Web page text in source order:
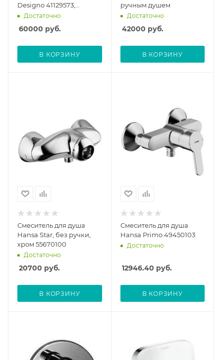
Designo 41129573,
внешняя часть
Достаточно
60000 руб.
В КОРЗИНУ
ручным душем
Достаточно
42000 руб.
В КОРЗИНУ
Смеситель для душа
Hansa Star, без ручки,
хром 55670100
Достаточно
20700 руб.
В КОРЗИНУ
Смеситель для душа
Hansa Primo 49450103
Достаточно
12946.40 руб.
В КОРЗИНУ